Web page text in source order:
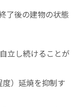
了後の建物の状態
立し続けることが
度）延焼を抑制す